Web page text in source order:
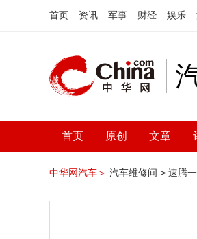
首页 资讯 军事 财经 娱乐
首页 原创 文章
中华网汽车＞ 汽车维修间 > 速腾